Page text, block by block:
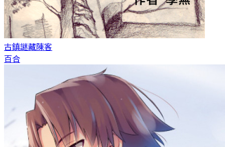
古鎮謎藏陳客
百合